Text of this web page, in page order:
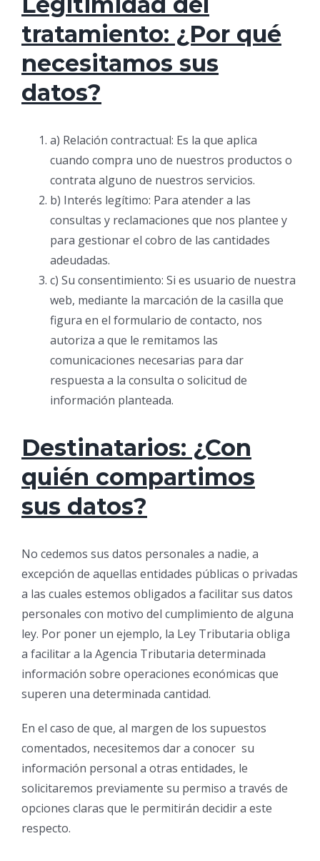
tratamiento: ¿Por qué
necesitamos sus
datos?
a) Relación contractual: Es la que aplica
cuando compra uno de nuestros productos o
contrata alguno de nuestros servicios.
b) Interés legítimo: Para atender a las
consultas y reclamaciones que nos plantee y
para gestionar el cobro de las cantidades
adeudadas.
c) Su consentimiento: Si es usuario de nuestra
web, mediante la marcación de la casilla que
figura en el formulario de contacto, nos
autoriza a que le remitamos las
comunicaciones necesarias para dar
respuesta a la consulta o solicitud de
información planteada.
Destinatarios: ¿Con
quién compartimos
sus datos?
No cedemos sus datos personales a nadie, a
excepción de aquellas entidades públicas o privadas
a las cuales estemos obligados a facilitar sus datos
personales con motivo del cumplimiento de alguna
ley. Por poner un ejemplo, la Ley Tributaria obliga
a facilitar a la Agencia Tributaria determinada
información sobre operaciones económicas que
superen una determinada cantidad.
En el caso de que, al margen de los supuestos
comentados, necesitemos dar a conocer su
información personal a otras entidades, le
solicitaremos previamente su permiso a través de
opciones claras que le permitirán decidir a este
respecto.